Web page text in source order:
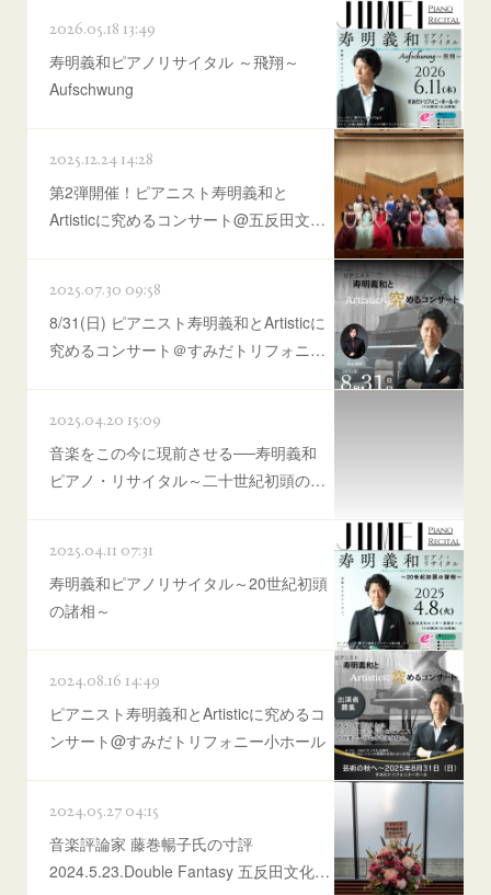
2026.05.18 13:49
寿明義和ピアノリサイタル ～飛翔～
Aufschwung
2025.12.24 14:28
第2弾開催！ピアニスト寿明義和と
Artisticに究めるコンサート@五反田文…
2025.07.30 09:58
8/31(日) ピアニスト寿明義和とArtisticに
究めるコンサート＠すみだトリフォニ…
2025.04.20 15:09
音楽をこの今に現前させる──寿明義和
ピアノ・リサイタル～二十世紀初頭の…
2025.04.11 07:31
寿明義和ピアノリサイタル～20世紀初頭
の諸相～
2024.08.16 14:49
ピアニスト寿明義和とArtisticに究めるコ
ンサート@すみだトリフォニー小ホール
2024.05.27 04:15
音楽評論家 藤巻暢子氏の寸評
2024.5.23.Double Fantasy 五反田文化…